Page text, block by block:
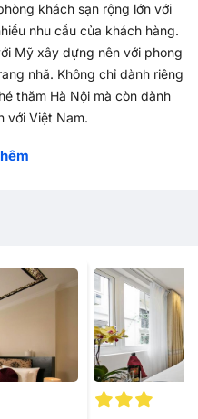
khách sạn rộng lớn với
nhu cầu của khách hàng.
Mỹ xây dựng nên với phong
nhã. Không chỉ dành riêng
thăm Hà Nội mà còn dành
với Việt Nam.
và trang thiết bị đạt chuẩn
thượng với không khí rất
các du khách trong những
và nhận ngay ưu đãi vô
bất kỳ thắc mắc hoặc tư vấn
vui lòng liên hệ tổng đài